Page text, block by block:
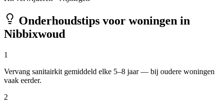
Onderhoudstips voor woningen in
Nibbixwoud
1
Vervang sanitairkit gemiddeld elke 5–8 jaar — bij oudere woningen
vaak eerder.
2